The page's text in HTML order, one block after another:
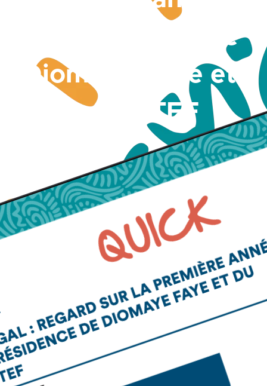
de présidence de
Diomaye Faye et
du PASTEF